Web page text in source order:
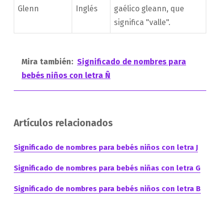
Glenn Inglés
gaélico gleann, que
significa "valle".
Mira también: Significado de nombres para
bebés niños con letra Ñ
Artículos relacionados
Significado de nombres para bebés niños con letra J
Significado de nombres para bebés niñas con letra G
Significado de nombres para bebés niños con letra B